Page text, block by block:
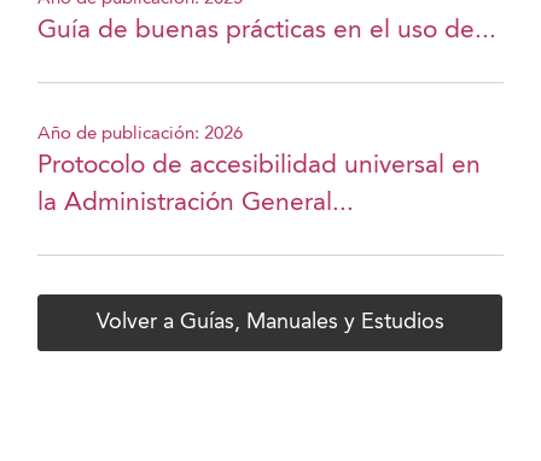
Guía de buenas prácticas en el uso de...
Año de publicación: 2026
Protocolo de accesibilidad universal en
la Administración General...
Volver a Guías, Manuales y Estudios